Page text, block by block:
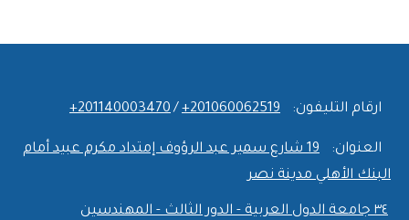
ارقام التليفون: ‎+201140003470/ ‎+201060062519
العنوان:
19 شارع سمير عبد الرؤوف إمتداد مكرم عبيد أمام
البنك الأهلي مدينة نصر
٣٤ جامعة الدول العربية - الدور الثالث - المهندسين